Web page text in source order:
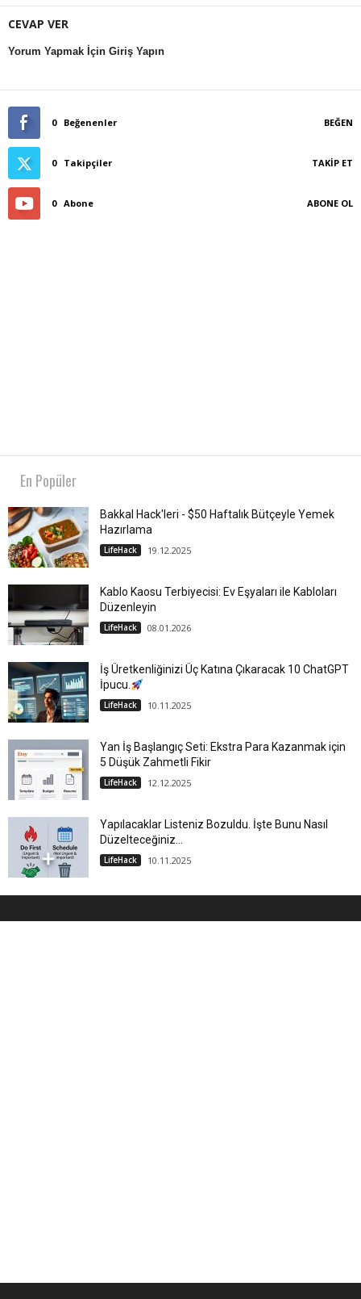
CEVAP VER
Yorum Yapmak İçin Giriş Yapın
0 Beğenenler BEĞEN
0 Takipçiler TAKIP ET
0 Abone ABONE OL
En Popüler
Bakkal Hack'leri - $50 Haftalık Bütçeyle Yemek
Hazırlama
LifeHack 19.12.2025
Kablo Kaosu Terbiyecisi: Ev Eşyaları ile Kabloları
Düzenleyin
LifeHack 08.01.2026
İş Üretkenliğinizi Üç Katına Çıkaracak 10 ChatGPT
İpucu.
LifeHack 10.11.2025
Yan İş Başlangıç Seti: Ekstra Para Kazanmak için
5 Düşük Zahmetli Fikir
LifeHack 12.12.2025
Yapılacaklar Listeniz Bozuldu. İşte Bunu Nasıl
Düzelteceğiniz...
LifeHack 10.11.2025